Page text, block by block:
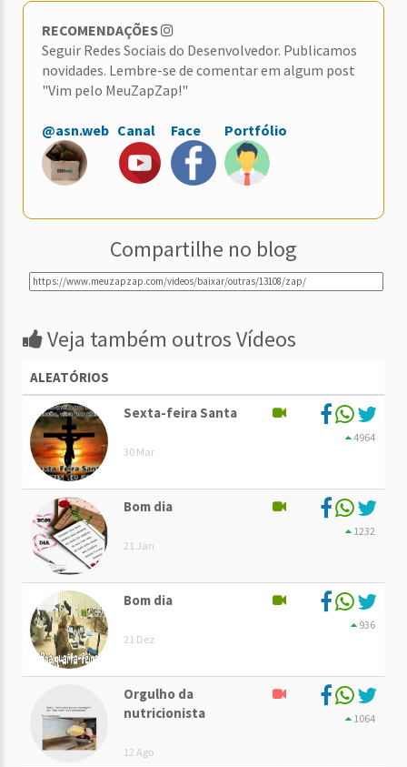
RECOMENDAÇÕES
Seguir Redes Sociais do Desenvolvedor. Publicamos
novidades. Lembre-se de comentar em algum post
"Vim pelo MeuZapZap!"
@asn.web Canal Face Portfólio
Compartilhe no blog
Veja também outros Vídeos
ALEATÓRIOS
Sexta-feira Santa
30 Mar
4964
Bom dia
21 Jan
1232
Bom dia
21 Dez
936
Orgulho da
nutricionista
12 Ago
1064